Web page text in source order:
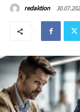
redaktion